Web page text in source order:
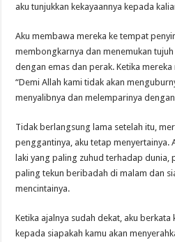
aku tunjukkan kekayaannya kepada
Aku membawa mereka ke tempat
membongkarnya dan menemukan
dengan emas dan perak. Ketika
“Demi Allah kami tidak akan
menyalibnya dan melemparinya
Tidak berlangsung lama setelah itu,
penggantinya, aku tetap menyertainya.
laki yang paling zuhud terhadap dunia,
paling tekun beribadah di malam dan
mencintainya.
Ketika ajalnya sudah dekat, aku berkata
kepada siapakah kamu akan